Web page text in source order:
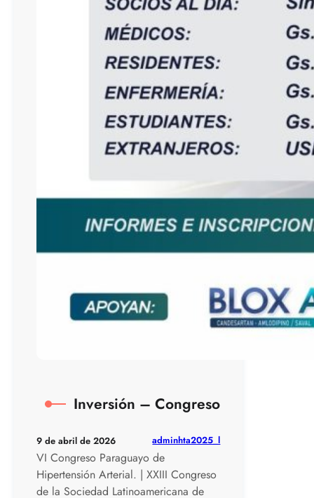
Inversión – Congreso
9 de abril de 2026 adminhta2025_l
VI Congreso Paraguayo de
Hipertensión Arterial. | XXIII Congreso
de la Sociedad Latinoamericana de